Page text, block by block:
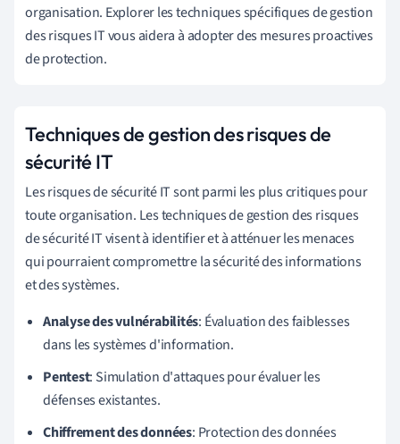
organisation. Explorer les techniques spécifiques de gestion
des risques IT vous aidera à adopter des mesures proactives
de protection.
Techniques de gestion des risques de
sécurité IT
Les risques de sécurité IT sont parmi les plus critiques pour
toute organisation. Les techniques de gestion des risques
de sécurité IT visent à identifier et à atténuer les menaces
qui pourraient compromettre la sécurité des informations
et des systèmes.
Analyse des vulnérabilités: Évaluation des faiblesses
dans les systèmes d'information.
Pentest: Simulation d'attaques pour évaluer les
défenses existantes.
Chiffrement des données: Protection des données